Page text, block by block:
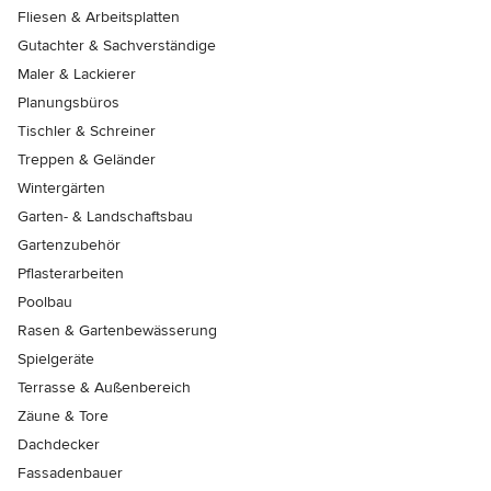
Fliesen & Arbeitsplatten
Gutachter & Sachverständige
Maler & Lackierer
Planungsbüros
Tischler & Schreiner
Treppen & Geländer
Wintergärten
Garten- & Landschaftsbau
Gartenzubehör
Pflasterarbeiten
Poolbau
Rasen & Gartenbewässerung
Spielgeräte
Terrasse & Außenbereich
Zäune & Tore
Dachdecker
Fassadenbauer